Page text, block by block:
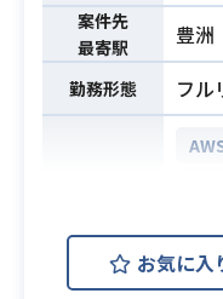
案件先
最寄駅
豊洲
勤務形態 フル
公共
お気に入